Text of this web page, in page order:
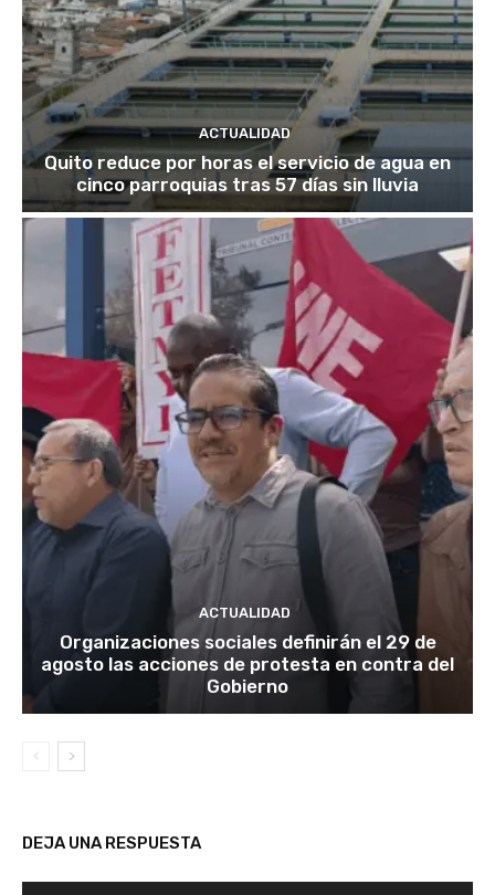
ACTUALIDAD
Quito reduce por horas el servicio de agua en
cinco parroquias tras 57 días sin lluvia
ACTUALIDAD
Organizaciones sociales definirán el 29 de
agosto las acciones de protesta en contra del
Gobierno
DEJA UNA RESPUESTA